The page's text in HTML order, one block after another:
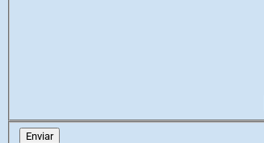
Enviar